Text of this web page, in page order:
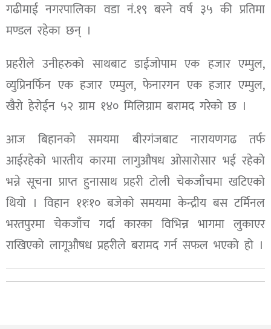
गढीमाई नगरपालिका वडा नं.१९ बस्ने वर्ष ३५ की प्रतिमा
मण्डल रहेका छन् ।
प्रहरीले उनीहरुको साथबाट डाईजोपाम एक हजार एम्पुल,
व्युप्रिनर्फिन एक हजार एम्पुल, फेनारगन एक हजार एम्पुल,
खैरो हेरोईन ५२ ग्राम १४० मिलिग्राम बरामद गरेको छ ।
आज बिहानको समयमा बीरगंजबाट नारायणगढ तर्फ
आईरहेको भारतीय कारमा लागुऔषध ओसारोसार भई रहेको
भन्ने सूचना प्राप्त हुनासाथ प्रहरी टोली चेकजाँचमा खटिएको
थियो । विहान ११ः१० बजेको समयमा केन्द्रीय बस टर्मिनल
भरतपुरमा चेकजाँच गर्दा कारका विभिन्न भागमा लुकाएर
राखिएको लागूऔषध प्रहरीले बरामद गर्न सफल भएको हो ।